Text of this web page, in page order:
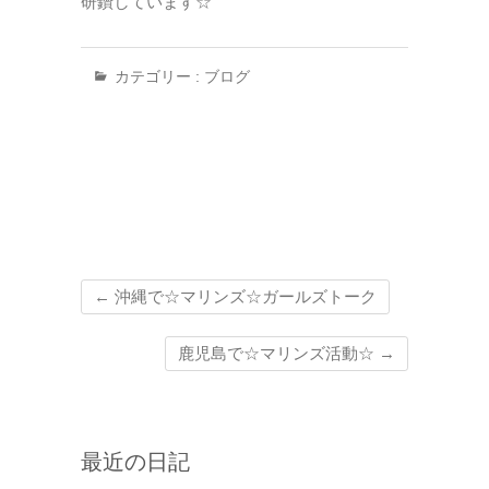
カテゴリー : ブログ
← 沖縄で☆マリンズ☆ガールズトーク
鹿児島で☆マリンズ活動☆ →
最近の日記